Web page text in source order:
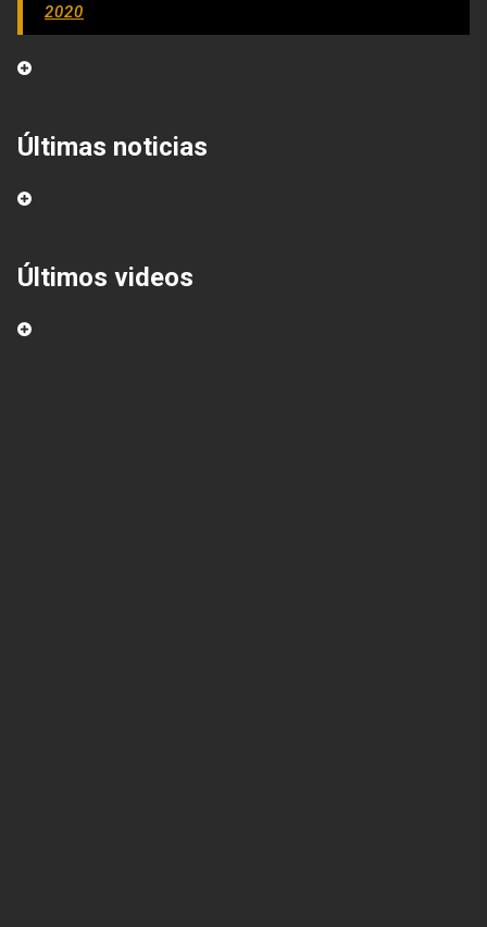
2020
Últimas noticias
Últimos videos